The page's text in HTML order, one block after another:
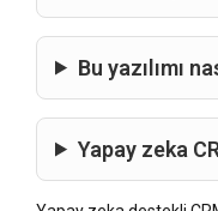
Bu yazılımı
Yapay zeka